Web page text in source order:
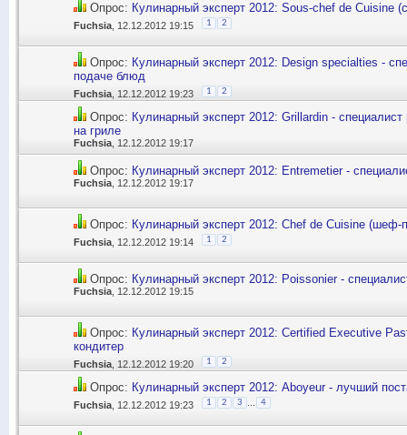
Опрос: Кулинарный эксперт 2012: Sous-chef de Cuisine
Fuchsia , 12.12.2012 19:15 1 2
Опрос: Кулинарный эксперт 2012: Design specialties -
подаче блюд
Fuchsia , 12.12.2012 19:23 1 2
Опрос: Кулинарный эксперт 2012: Grillardin -
на гриле
Fuchsia , 12.12.2012 19:17
Опрос: Кулинарный эксперт 2012: Entremetier -
Fuchsia , 12.12.2012 19:17
Опрос: Кулинарный эксперт 2012: Chef de Cuisine (шеф-
Fuchsia , 12.12.2012 19:14 1 2
Опрос: Кулинарный эксперт 2012: Poissonier -
Fuchsia , 12.12.2012 19:15
Опрос: Кулинарный эксперт 2012: Certified Executive
кондитер
Fuchsia , 12.12.2012 19:20 1 2
Опрос: Кулинарный эксперт 2012: Aboyeur - лучший
Fuchsia , 12.12.2012 19:23 1 2 3 4